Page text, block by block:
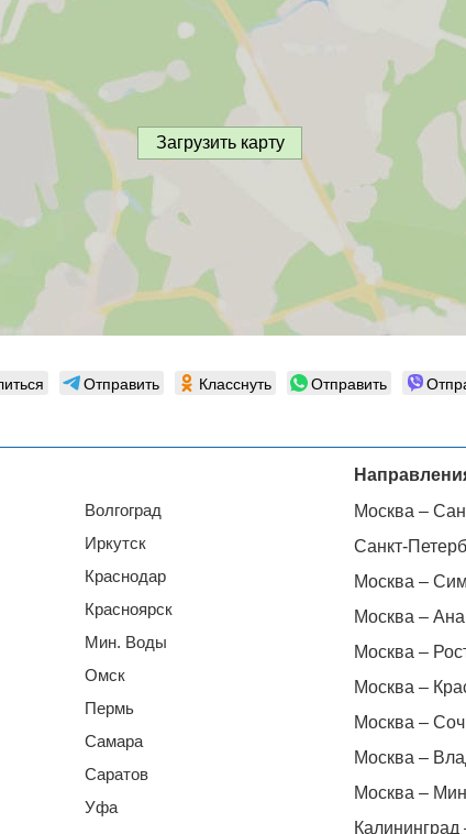
Загрузить карту
Отправить Класснуть Отправить
Волгоград
Иркутск
Краснодар
Красноярск
Мин. Воды
Омск
Пермь
Самара
Саратов
Уфа
Москва –
Санкт-
Москва –
Москва –
Москва –
Москва –
Москва –
Москва –
Москва –
Калининград